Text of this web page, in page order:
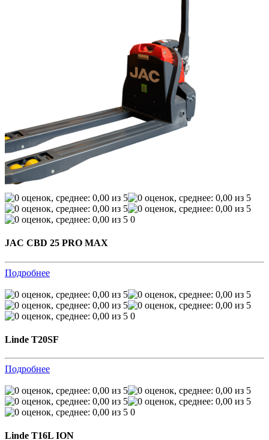
0
JAC CBD 25 PRO MAX
Подробнее
0
Linde T20SF
Подробнее
0
Linde T16L ION